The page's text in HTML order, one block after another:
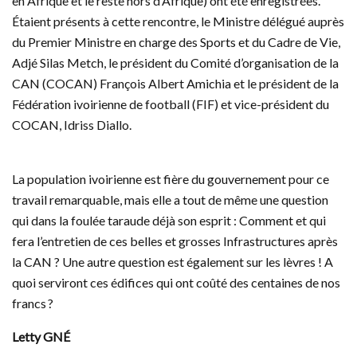
Étaient présents à cette rencontre, le Ministre délégué auprès
du Premier Ministre en charge des Sports et du Cadre de Vie,
Adjé Silas Metch, le président du Comité d’organisation de la
CAN (COCAN) François Albert Amichia et le président de la
Fédération ivoirienne de football (FIF) et vice-président du
COCAN, Idriss Diallo.
La population ivoirienne est fière du gouvernement pour ce
travail remarquable, mais elle a tout de même une question
qui dans la foulée taraude déjà son esprit : Comment et qui
fera l’entretien de ces belles et grosses Infrastructures après
la CAN ? Une autre question est également sur les lèvres ! A
quoi serviront ces édifices qui ont coûté des centaines de nos
francs ?
Letty GNÉ